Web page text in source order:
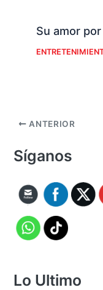
Su amor
ANTERIOR
Síganos
Lo Ultimo